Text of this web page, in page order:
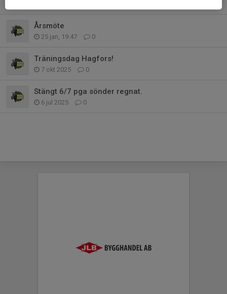
Årsmöte
25 jan, 19:47 0
Träningsdag Hagfors!
7 okt 2025 0
Stängt 6/7 pga sönder regnat.
6 jul 2025 0